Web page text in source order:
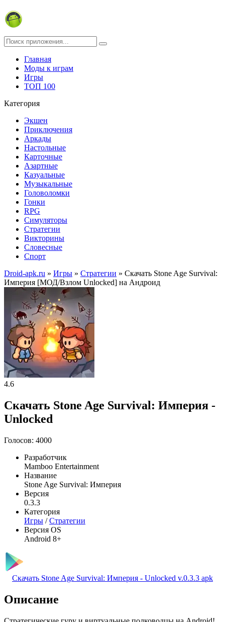
Главная
Моды к играм
Игры
ТОП 100
Категория
Экшен
Приключения
Аркады
Настольные
Карточные
Азартные
Казуальные
Музыкальные
Головоломки
Гонки
RPG
Симуляторы
Стратегии
Викторины
Словесные
Спорт
Droid-apk.ru » Игры » Стратегии » Скачать Stone Age Survival:
Империя [МОД/Взлом Unlocked] на Андроид
4.6
Скачать Stone Age Survival: Империя -
Unlocked
Голосов: 4000
Разработчик
Mamboo Entertainment
Название
Stone Age Survival: Империя
Версия
0.3.3
Категория
Игры /Стратегии
Версия OS
Android 8+
Скачать Stone Age Survival: Империя - Unlocked v.0.3.3 apk
Описание